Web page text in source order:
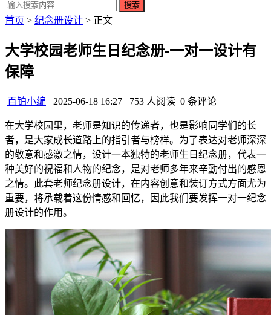
搜索
首页 > 纪念册设计 > 正文
大学校园老师生日纪念册-一对一设计有
保障
百铂小编 2025-06-18 16:27 753 人阅读 0 条评论
在大学校园里，老师是知识的传递者，也是影响同学们的长
者，是大家成长道路上的指引者与榜样。为了表达对老师深深
的敬意和感激之情，设计一本独特的老师生日纪念册，代表一
种美好的祝福和人物的纪念，是对老师多年来辛勤付出的感恩
之情。此套老师纪念册设计，在内容创意和装订方式方面尤为
重要，将承载着这份情感和回忆，因此我们要发挥一对一纪念
册设计的作用。